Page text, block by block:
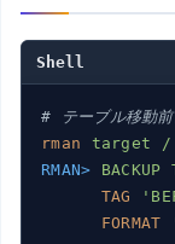
Shell
# テーブル移動前
rman
target /
RMAN>
BACKUP
TAG
FORMAT